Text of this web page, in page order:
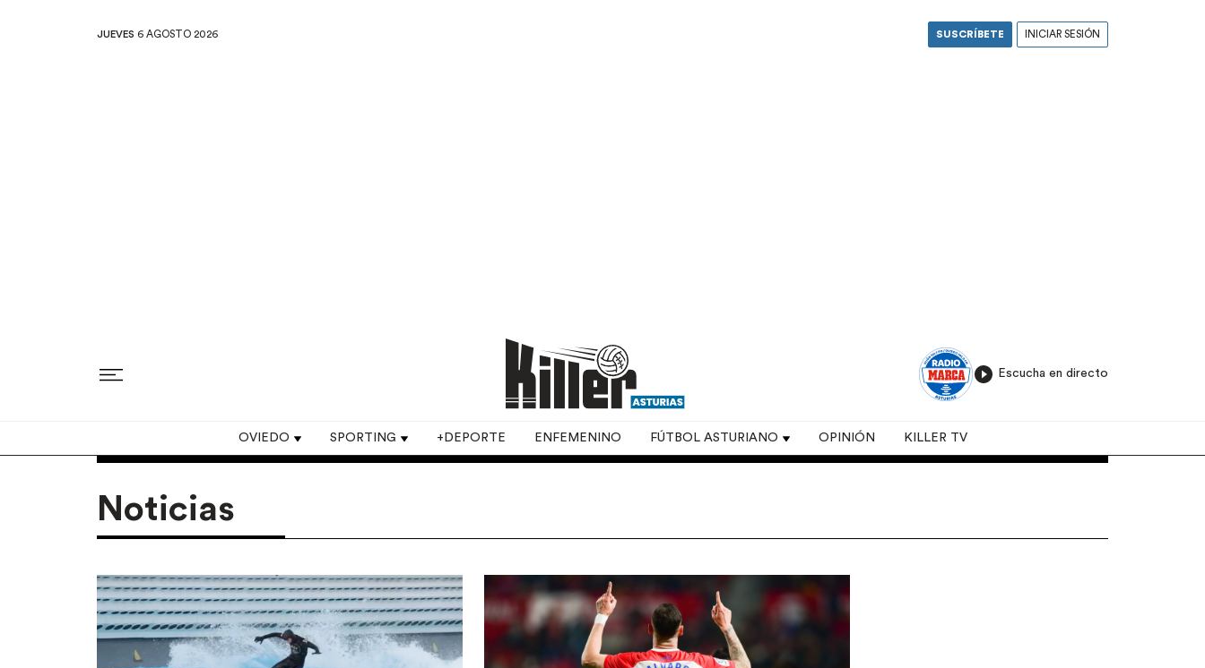
JUEVES 6 AGOSTO 2026 SUSCRÍBETE INICIAR SESIÓN
Escucha en directo
Top navigation
OVIEDO SPORTING +DEPORTE ENFEMENINO FÚTBOL ASTURIANO OPINIÓN KILLER TV
Noticias